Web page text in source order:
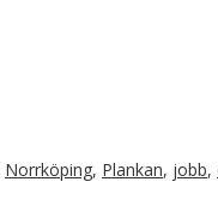
Norrköping, Plankan, jobb,